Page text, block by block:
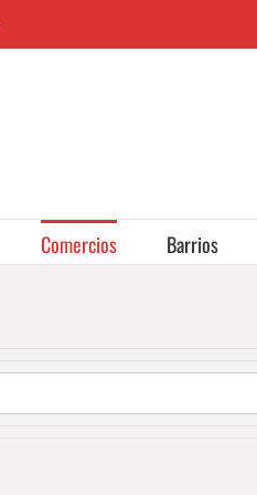
Comercios Barrios